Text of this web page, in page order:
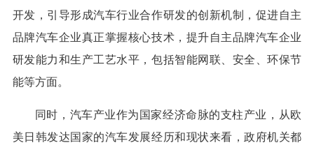
开发，引导形成汽车行业合作研发的创新机制，促进自主
品牌汽车企业真正掌握核心技术，提升自主品牌汽车企业
研发能力和生产工艺水平，包括智能网联、安全、环保节
能等方面。
同时，汽车产业作为国家经济命脉的支柱产业，从欧
美日韩发达国家的汽车发展经历和现状来看，政府机关都